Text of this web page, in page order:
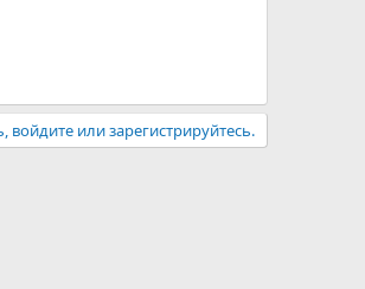
войдите или зарегистрируйтесь.